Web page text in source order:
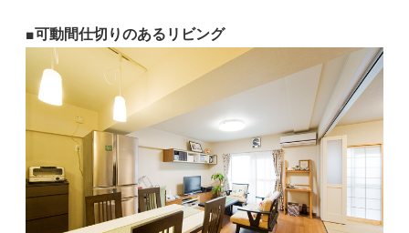
■可動間仕切りのあるリビング